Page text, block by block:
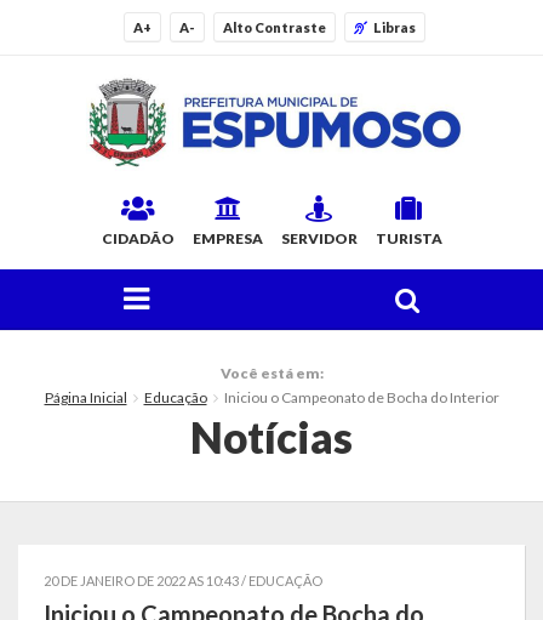
A+ A- Alto Contraste Libras
CIDADÃO EMPRESA SERVIDOR TURISTA
Você está em:
Página Inicial
Educação Iniciou o Campeonato de Bocha do Interior
Notícias
20 DE JANEIRO DE 2022 AS 10:43 / EDUCAÇÃO
Iniciou o Campeonato de Bocha do